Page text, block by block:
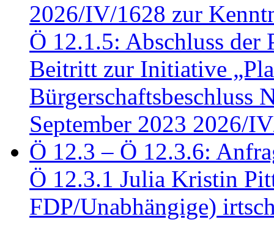
2026/IV/1628 zur
Ö 12.1.5: Abschluss der
Beitritt zur Initiative
Bürgerschaftsbeschluss
September 2023 2026/
Ö 12.3 – Ö 12.3.6:
Ö 12.3.1 Julia Kristin
FDP/Unabhängige)